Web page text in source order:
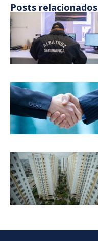
Posts relacionados